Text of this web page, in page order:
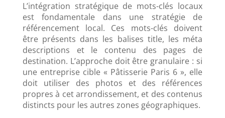
L’intégration stratégique de mots-clés locaux
est fondamentale dans une stratégie de
référencement local. Ces mots-clés doivent
être présents dans les balises title, les méta
descriptions et le contenu des pages de
destination. L’approche doit être granulaire : si
une entreprise cible « Pâtisserie Paris 6 », elle
doit utiliser des photos et des références
propres à cet arrondissement, et des contenus
distincts pour les autres zones géographiques.